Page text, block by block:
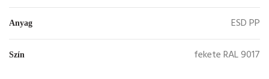
Anyag ESD PP
Szín fekete RAL 9017